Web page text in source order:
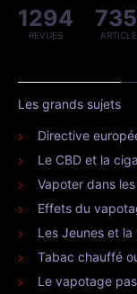
1294
REVUES
Les grands sujets
Directive
Le CBD et la
Vapoter dans
Effets du
Les Jeunes et
Tabac chauffé
Le vapotage